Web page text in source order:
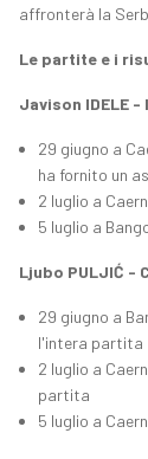
affronterà la
Le partite e i
Javison IDELE -
29 giugno a
ha fornito un
2 luglio a
5 luglio a
Ljubo PULJIĆ -
29 giugno a
l'intera partita
2 luglio a
partita
5 luglio a